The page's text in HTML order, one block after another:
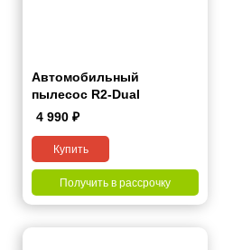
Автомобильный
пылесос R2-Dual
4 990 ₽
Купить
Получить в рассрочку